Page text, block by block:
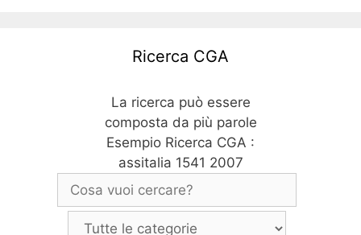
Ricerca CGA
La ricerca può essere
composta da più parole
Esempio Ricerca CGA :
assitalia 1541 2007